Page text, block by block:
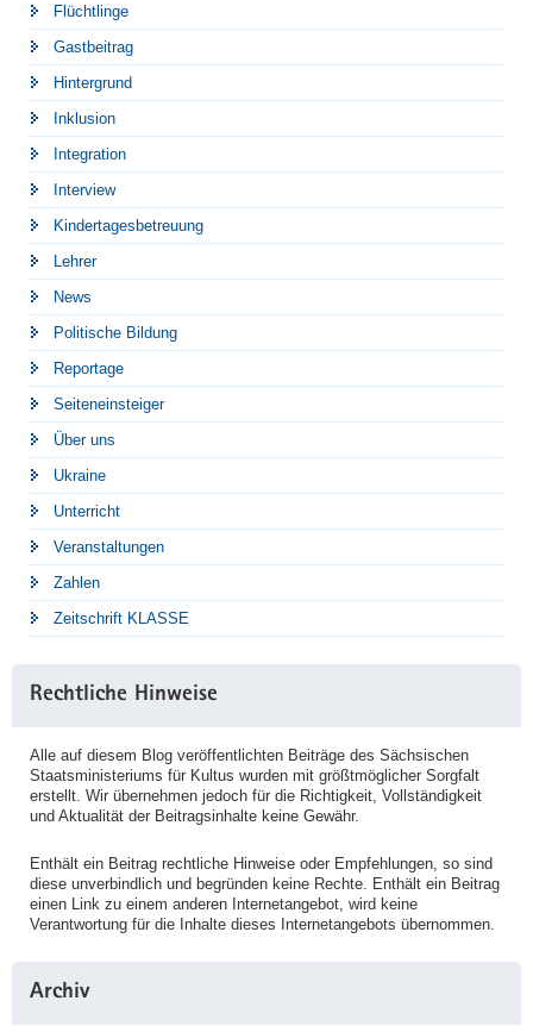
Flüchtlinge
Gastbeitrag
Hintergrund
Inklusion
Integration
Interview
Kindertagesbetreuung
Lehrer
News
Politische Bildung
Reportage
Seiteneinsteiger
Über uns
Ukraine
Unterricht
Veranstaltungen
Zahlen
Zeitschrift KLASSE
Rechtliche Hinweise
Alle auf diesem Blog veröffentlichten Beiträge des Sächsischen
Staatsministeriums für Kultus wurden mit größtmöglicher Sorgfalt
erstellt. Wir übernehmen jedoch für die Richtigkeit, Vollständigkeit
und Aktualität der Beitragsinhalte keine Gewähr.
Enthält ein Beitrag rechtliche Hinweise oder Empfehlungen, so sind
diese unverbindlich und begründen keine Rechte. Enthält ein Beitrag
einen Link zu einem anderen Internetangebot, wird keine
Verantwortung für die Inhalte dieses Internetangebots übernommen.
Archiv